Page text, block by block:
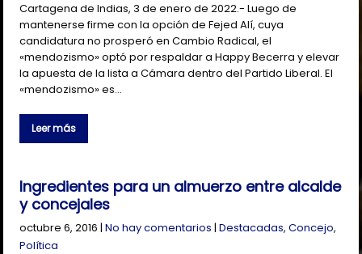
Cartagena de Indias, 3 de enero de 2022.- Luego de
mantenerse firme con la opción de Fejed Alí, cuya
candidatura no prosperó en Cambio Radical, el
«mendozismo» optó por respaldar a Happy Becerra y elevar
la apuesta de la lista a Cámara dentro del Partido Liberal. El
«mendozismo» es…
Leer más
Ingredientes para un almuerzo entre alcalde
y concejales
octubre 6, 2016 |No hay comentarios |Destacadas,Concejo,
Política